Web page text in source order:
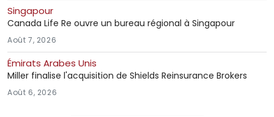
Singapour
Canada Life Re ouvre un bureau régional à Singapour
Août 7, 2026
Émirats Arabes Unis
Miller finalise l'acquisition de Shields Reinsurance Brokers
Août 6, 2026